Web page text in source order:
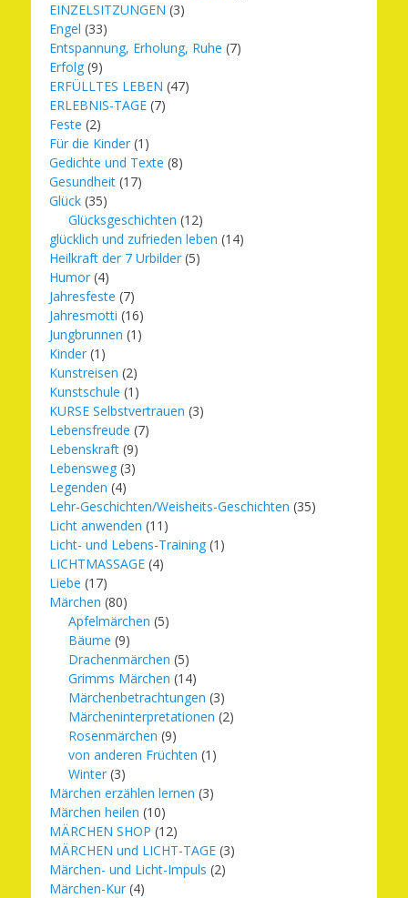
EINZELSITZUNGEN (3)
Engel (33)
Entspannung, Erholung, Ruhe (7)
Erfolg (9)
ERFÜLLTES LEBEN (47)
ERLEBNIS-TAGE (7)
Feste (2)
Für die Kinder (1)
Gedichte und Texte (8)
Gesundheit (17)
Glück (35)
Glücksgeschichten (12)
glücklich und zufrieden leben (14)
Heilkraft der 7 Urbilder (5)
Humor (4)
Jahresfeste (7)
Jahresmotti (16)
Jungbrunnen (1)
Kinder (1)
Kunstreisen (2)
Kunstschule (1)
KURSE Selbstvertrauen (3)
Lebensfreude (7)
Lebenskraft (9)
Lebensweg (3)
Legenden (4)
Lehr-Geschichten/Weisheits-Geschichten (35)
Licht anwenden (11)
Licht- und Lebens-Training (1)
LICHTMASSAGE (4)
Liebe (17)
Märchen (80)
Apfelmärchen (5)
Bäume (9)
Drachenmärchen (5)
Grimms Märchen (14)
Märchenbetrachtungen (3)
Märcheninterpretationen (2)
Rosenmärchen (9)
von anderen Früchten (1)
Winter (3)
Märchen erzählen lernen (3)
Märchen heilen (10)
MÄRCHEN SHOP (12)
MÄRCHEN und LICHT-TAGE (3)
Märchen- und Licht-Impuls (2)
Märchen-Kur (4)